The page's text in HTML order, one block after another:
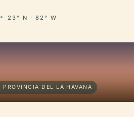
23° N · 82° W
PROVINCIA DEL LA HAVANA